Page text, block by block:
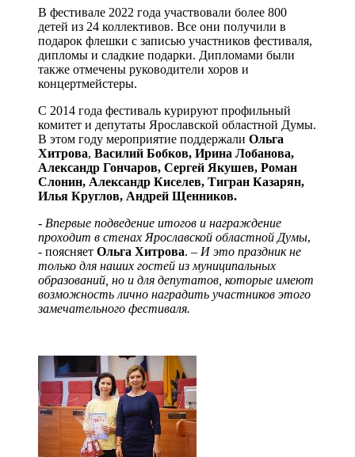
В фестивале 2022 года участвовали более 800
детей из 24 коллективов. Все они получили в
подарок флешки с записью участников фестиваля,
дипломы и сладкие подарки. Дипломами были
также отмечены руководители хоров и
концертмейстеры.
С 2014 года фестиваль курируют профильный
комитет и депутаты Ярославской областной Думы.
В этом году мероприятие поддержали Ольга
Хитрова, Василий Бобков, Ирина Лобанова,
Александр Гончаров, Сергей Якушев, Роман
Слонин, Александр Киселев, Тигран Казарян,
Илья Круглов, Андрей Щенников.
- Впервые подведение итогов и награждение
проходит в стенах Ярославской областной Думы,
- поясняет Ольга Хитрова. – И это праздник не
только для наших гостей из муниципальных
образований, но и для депутатов, которые имеют
возможность лично наградить участников этого
замечательного фестиваля.